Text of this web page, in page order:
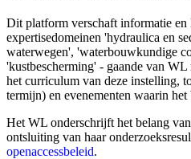
Dit platform verschaft informatie
expertisedomeinen 'hydraulica en
waterwegen', 'waterbouwkundige
'kustbescherming' - gaande van
het curriculum van deze instelling,
termijn) en evenementen waarin
Het WL onderschrijft het belang
ontsluiting van haar
openaccessbeleid.